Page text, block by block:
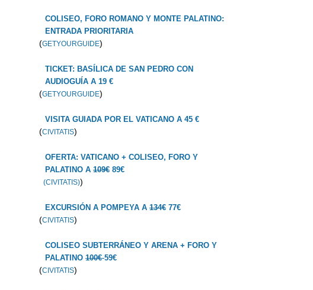
COLISEO, FORO ROMANO Y MONTE PALATINO:
ENTRADA PRIORITARIA
(GETYOURGUIDE)
TICKET: BASÍLICA DE SAN PEDRO CON
AUDIOGUÍA A 19 €
(GETYOURGUIDE)
VISITA GUIADA POR EL VATICANO A 45 €
(CIVITATIS)
OFERTA: VATICANO + COLISEO, FORO Y
PALATINO A 109€ 89€
(CIVITATIS))
EXCURSIÓN A POMPEYA A 134€ 77€
(CIVITATIS)
COLISEO SUBTERRÁNEO Y ARENA + FORO Y
PALATINO 100€59€
(CIVITATIS)